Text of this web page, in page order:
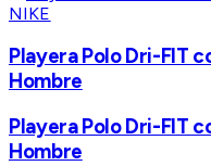
NIKE
Playera Polo Dri-FIT
Hombre
Playera Polo Dri-FIT
Hombre